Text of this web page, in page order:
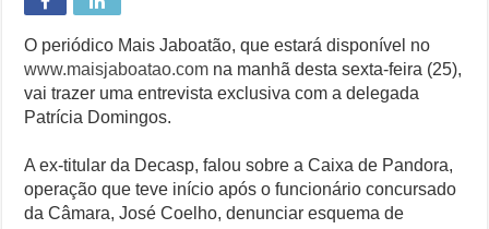
O periódico Mais Jaboatão, que estará disponível no
www.maisjaboatao.com na manhã desta sexta-feira (25),
vai trazer uma entrevista exclusiva com a delegada
Patrícia Domingos.
A ex-titular da Decasp, falou sobre a Caixa de Pandora,
operação que teve início após o funcionário concursado
da Câmara, José Coelho, denunciar esquema de